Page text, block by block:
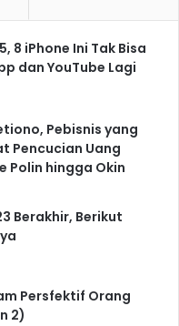
8 iPhone Ini Tak Bisa
dan YouTube Lagi
Pebisnis yang
Pencucian Uang
Polin hingga Okin
Berakhir, Berikut
Persfektif Orang
2)